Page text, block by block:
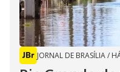
JORNAL DE BRASÍLIA/